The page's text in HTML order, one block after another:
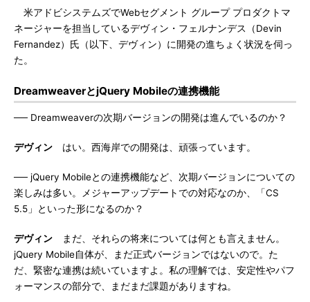
米アドビシステムズでWebセグメント グループ プロダクトマ
ネージャーを担当しているデヴィン・フェルナンデス（Devin
Fernandez）氏（以下、デヴィン）に開発の進ちょく状況を伺っ
た。
DreamweaverとjQuery Mobileの連携機能
── Dreamweaverの次期バージョンの開発は進んでいるのか？
デヴィン はい。西海岸での開発は、頑張っています。
── jQuery Mobileとの連携機能など、次期バージョンについての
楽しみは多い。メジャーアップデートでの対応なのか、「CS
5.5」といった形になるのか？
デヴィン まだ、それらの将来については何とも言えません。
jQuery Mobile自体が、まだ正式バージョンではないので。た
だ、緊密な連携は続いていますよ。私の理解では、安定性やパフ
ォーマンスの部分で、まだまだ課題がありますね。